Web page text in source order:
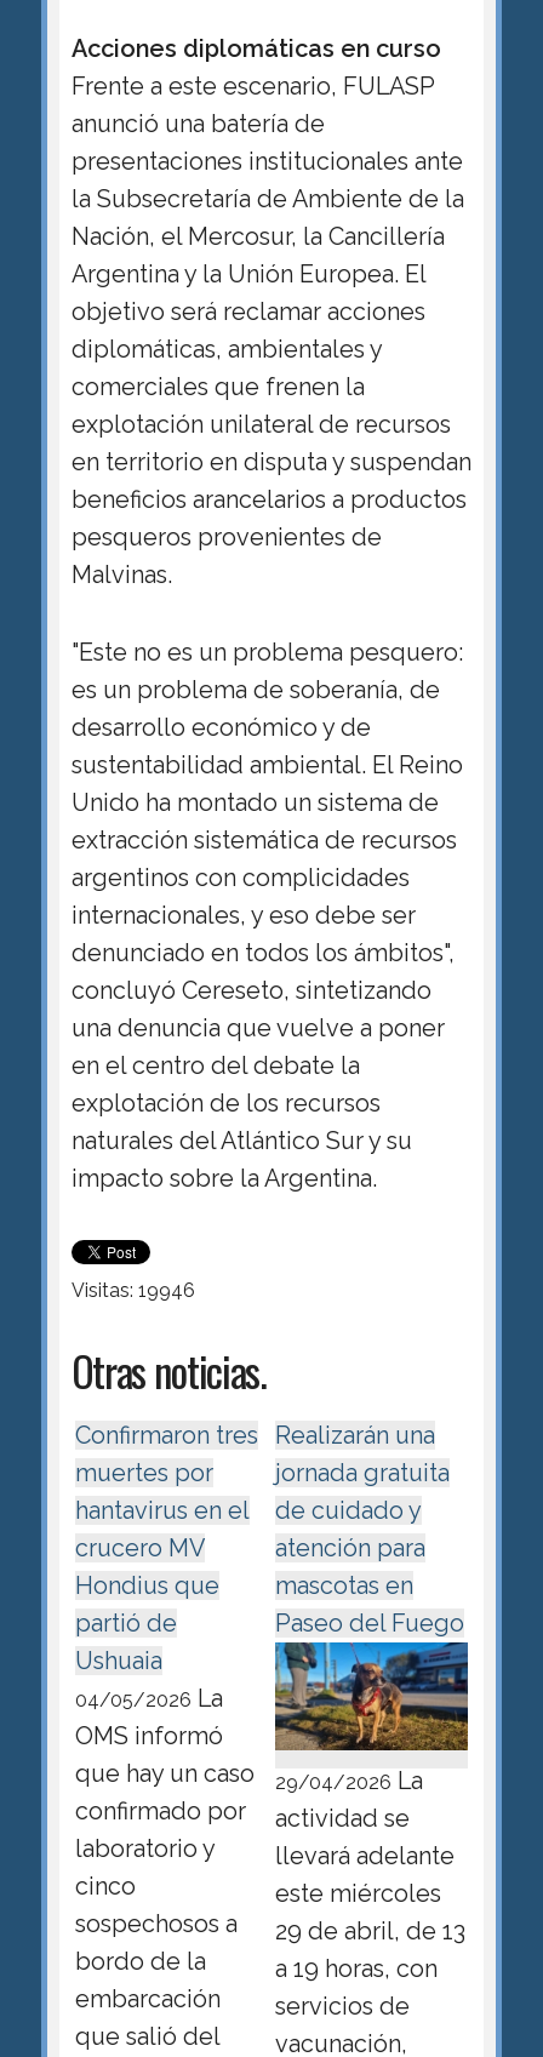
Acciones diplomáticas en curso
Frente a este escenario, FULASP
anunció una batería de
presentaciones institucionales ante
la Subsecretaría de Ambiente de la
Nación, el Mercosur, la Cancillería
Argentina y la Unión Europea. El
objetivo será reclamar acciones
diplomáticas, ambientales y
comerciales que frenen la
explotación unilateral de recursos
en territorio en disputa y suspendan
beneficios arancelarios a productos
pesqueros provenientes de
Malvinas.
"Este no es un problema pesquero:
es un problema de soberanía, de
desarrollo económico y de
sustentabilidad ambiental. El Reino
Unido ha montado un sistema de
extracción sistemática de recursos
argentinos con complicidades
internacionales, y eso debe ser
denunciado en todos los ámbitos",
concluyó Cereseto, sintetizando
una denuncia que vuelve a poner
en el centro del debate la
explotación de los recursos
naturales del Atlántico Sur y su
impacto sobre la Argentina.
Visitas: 19946
Otras noticias.
Confirmaron tres
muertes por
hantavirus en el
crucero MV
Hondius que
partió de
Ushuaia
04/05/2026 La
OMS informó
que hay un caso
confirmado por
laboratorio y
cinco
sospechosos a
bordo de la
embarcación
que salió del
Realizarán una
jornada gratuita
de cuidado y
atención para
mascotas en
Paseo del Fuego
29/04/2026 La
actividad se
llevará adelante
este miércoles
29 de abril, de 13
a 19 horas, con
servicios de
vacunación,